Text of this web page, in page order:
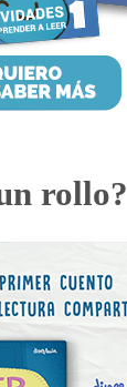
rollo?